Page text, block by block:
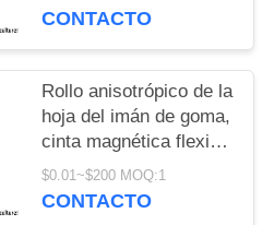
rollo 0.05m m de la
CONTACTO
Rollo anisotrópico de la
hoja del imán de goma,
cinta magnética flexible
de encargo
$0.01~$200 MOQ:1
CONTACTO